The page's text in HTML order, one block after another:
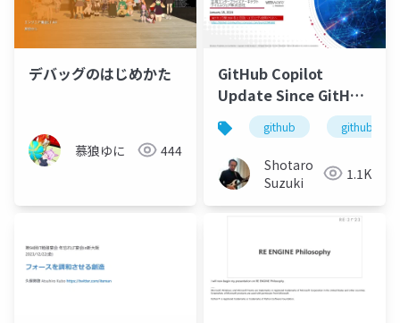
デバッグのはじめかた
慕狼ゆに 444
GitHub Copilot
Update Since GitHub
Universe 2023
github github
Shotaro
Suzuki
1.1K